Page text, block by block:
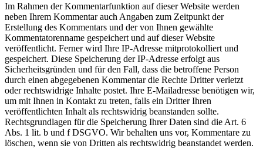
Im Rahmen der Kommentarfunktion auf dieser Website werden
neben Ihrem Kommentar auch Angaben zum Zeitpunkt der
Erstellung des Kommentars und der von Ihnen gewählte
Kommentatorenname gespeichert und auf dieser Website
veröffentlicht. Ferner wird Ihre IP-Adresse mitprotokolliert und
gespeichert. Diese Speicherung der IP-Adresse erfolgt aus
Sicherheitsgründen und für den Fall, dass die betroffene Person
durch einen abgegebenen Kommentar die Rechte Dritter verletzt
oder rechtswidrige Inhalte postet. Ihre E-Mailadresse benötigen wir,
um mit Ihnen in Kontakt zu treten, falls ein Dritter Ihren
veröffentlichten Inhalt als rechtswidrig beanstanden sollte.
Rechtsgrundlagen für die Speicherung Ihrer Daten sind die Art. 6
Abs. 1 lit. b und f DSGVO. Wir behalten uns vor, Kommentare zu
löschen, wenn sie von Dritten als rechtswidrig beanstandet werden.